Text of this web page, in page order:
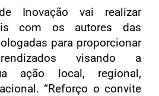
Inovação vai realizar
com os autores das
para proporcionar
visando a
ação local, regional,
“Reforço o convite